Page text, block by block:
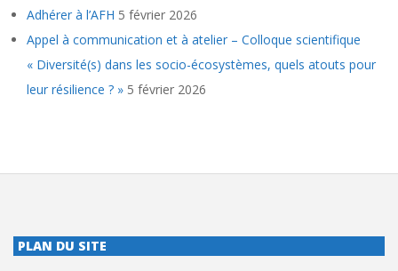
Adhérer à l’AFH 5 février 2026
Appel à communication et à atelier – Colloque scientifique
« Diversité(s) dans les socio-écosystèmes, quels atouts pour
leur résilience ? » 5 février 2026
PLAN DU SITE